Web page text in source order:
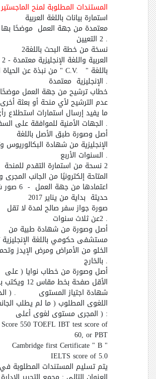
المستندات المطلوبة لمنح الماجستير
استمارة بيانات باللغة العربية
معتمدة من جهة العمل موضحًا
التعيين 2 .
2نسخة من خطة البحث باللغة
من نبذة عن الحياة " C.V. " باللغة
الإنجليزية معتمدة .
خطاب ترشيح من جهة العمل
عدم الترشيح لأي منحة أو بعثة
ما يفيد إرسال استمارات استطلاع
الجهات الأمنية للموافقة على .
أصل وصورة طبق الأصل باللغة
الإنجليزية من شهادة البكالوريوس
السنوات الأربع .
2 نسحة من استمارة التقدم للمنحة
المتاحة إلكترونيًا من الجانب المجرى
اعتمادها من
حديثة بداية من يناير 2017
صورة جواز سفر صالح لمدة لا تقل
عن ثلاث سنوات2 .
أصل وصورة من شهادة طبية من
مستشفى حكومي باللغة الإنجليزية
الخلو من الأمراض ومرض الإيدز
بالخارج .
أصل وصورة من خطاب نوايا ( على
الأقل صفحة بخط مقاس
) . شهادة اجتياز المستوى
اللغوى المطلوب ( ما لم يطلب
المجرى مستوى لغوى أعلى ) :
550 TOEFL IBT test score of
60, or PBT
Cambridge first Certificate " B "
IELTS score of 5.0
يتم تسليم المستندات المطلوبة في